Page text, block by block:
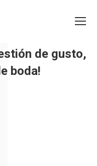
de gusto,
boda!